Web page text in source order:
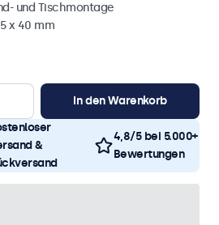
und Tischmontage
x 40 mm
In den Warenkorb
&
4,8/5 bei 5.000+
Bewertungen